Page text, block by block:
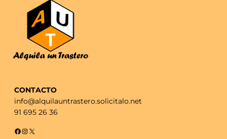
CONTACTO
info@alquilauntrastero.solicitalo.net
91 695 26 36
Facebook InstagramX